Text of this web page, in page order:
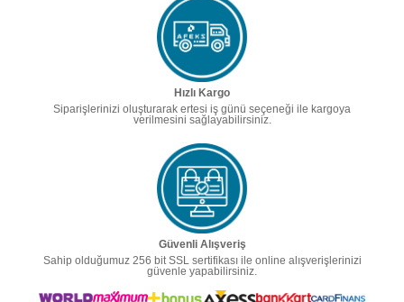
Hızlı Kargo
Siparişlerinizi oluşturarak ertesi iş günü seçeneği ile kargoya
verilmesini sağlayabilirsiniz.
Güvenli Alışveriş
Sahip olduğumuz 256 bit SSL sertifikası ile online alışverişlerinizi
güvenle yapabilirsiniz.